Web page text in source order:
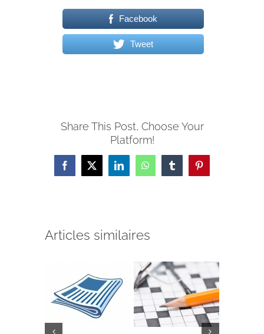
Facebook
Tweet
Share This Post, Choose Your
Platform!
Facebook
X LinkedInWhatsAppTumblrPinterest
Articles similaires